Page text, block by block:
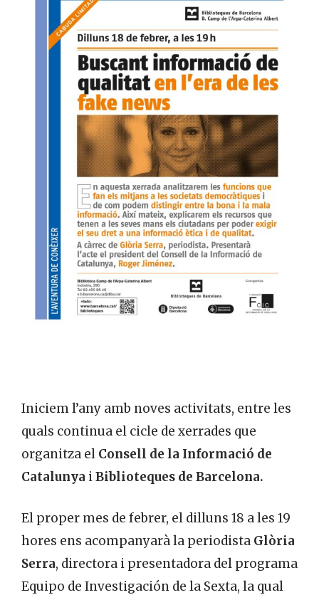
Iniciem l’any amb noves activitats, entre les
quals continua el cicle de xerrades que
organitza el Consell de la Informació de
Catalunya iBiblioteques de Barcelona.
El proper mes de febrer, el dilluns 18 a les 19
hores ens acompanyarà la periodista Glòria
Serra, directora i presentadora del programa
Equipo de Investigación de la Sexta, la qual